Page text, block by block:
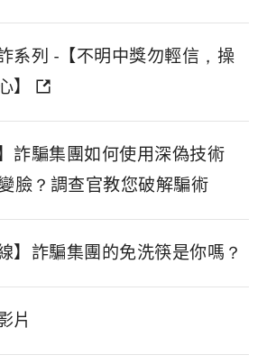
系列 -【不明中獎勿輕信，操
】
詐騙集團如何使用深偽技術
臉？調查官教您破解騙術
】詐騙集團的免洗筷是你嗎？
片